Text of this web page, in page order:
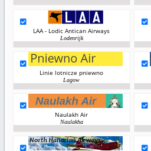
LAA - Lodic Antican Airways
Lodenrijk
Linie lotnicze pniewno
Lagow
Naulakh Air
Naulakha